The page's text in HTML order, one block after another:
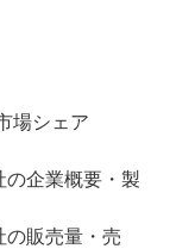
場シェア
企業概要・製
販売量・売